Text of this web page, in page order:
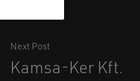
Next Post
Kamsa-Ker Kft.